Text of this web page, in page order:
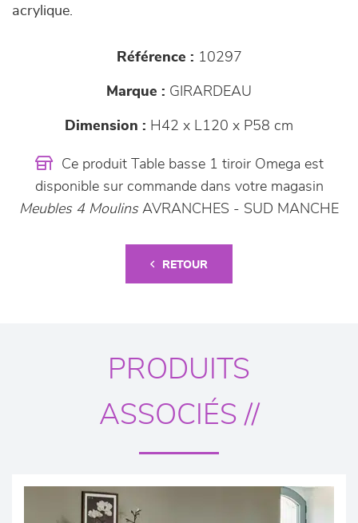
acrylique.
Référence : 10297
Marque : GIRARDEAU
Dimension : H42 x L120 x P58 cm
Ce produit Table basse 1 tiroir Omega est
disponible sur commande dans votre magasin
Meubles 4 MoulinsAVRANCHES - SUD MANCHE
RETOUR
PRODUITS
ASSOCIÉS //